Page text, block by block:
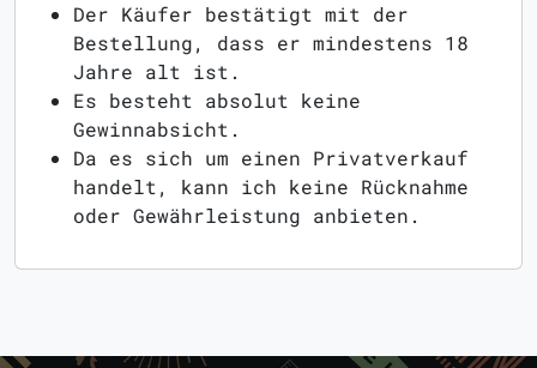
Der Käufer bestätigt mit der
Bestellung, dass er mindestens 18
Jahre alt ist.
Es besteht absolut keine
Gewinnabsicht.
Da es sich um einen Privatverkauf
handelt, kann ich keine Rücknahme
oder Gewährleistung anbieten.